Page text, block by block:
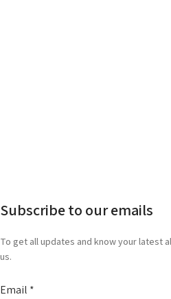
Subscribe to our emails
To get all updates and know your latest
us.
Email *